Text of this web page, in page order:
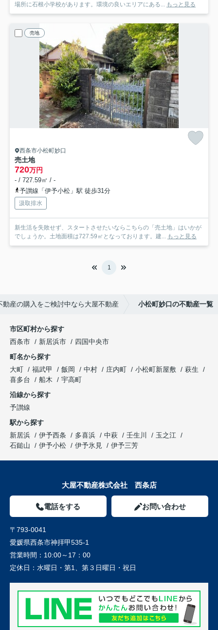
場所に石根小学校があります。環境の良いエリアにある... もっと見る
売地
西条市小松町妙口
売土地
720万円
- / 727.59㎡ / -
予讃線「伊予小松」駅 徒歩31分
汲取排水
新生活を失敗せず、スタートさせたいならこちらの「売土地」はいかが
でしょうか。土地面積は727.59㎡となっております。建... もっと見る
1
動産の購入をご検討中なら大屋不動産 小松町妙口の不動産一覧
市区町村から探す
西条市
新居浜市
四国中央市
町名から探す
大町
福武甲 飯岡 中村 庄内町 小松町新屋敷
萩生
喜多台
船木
宇高町
沿線から探す
予讃線
駅から探す
新居浜
伊予西条 多喜浜 中萩 壬生川
玉之江
石鎚山
伊予小松 伊予氷見 伊予三芳
大屋不動産株式会社 西条店
電話をする お問い合わせ
〒793-0041
愛媛県西条市神拝甲535-1
営業時間： 10:00～17：00
定休日： 水曜日・第1、第３日曜日・祝日